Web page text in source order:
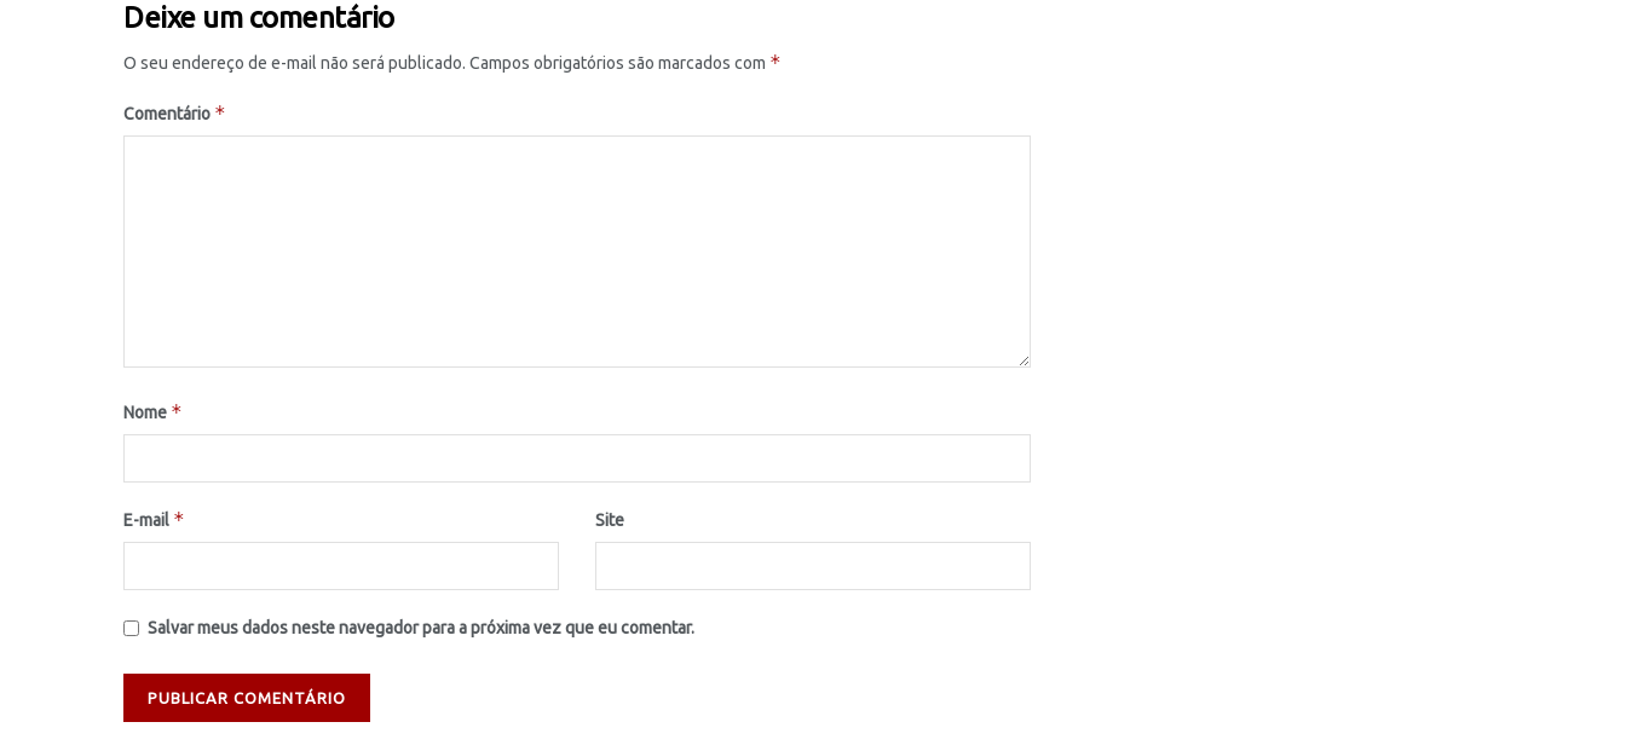
Deixe um comentário
O seu endereço de e-mail não será publicado. Campos obrigatórios são marcados com *
Comentário *
Nome *
E-mail * Site
Salvar meus dados neste navegador para a próxima vez que eu comentar.